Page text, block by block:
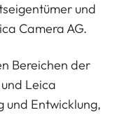
und
Camera AG.
Bereichen der
Leica
und Entwicklung,